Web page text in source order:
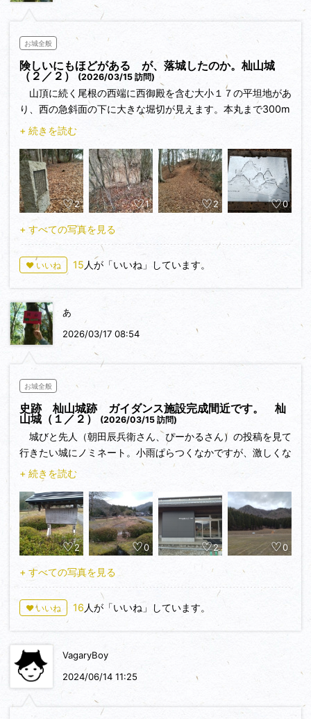
お城全般
険しいにもほどがある が、落城したのか。杣山城
（２／２） (2026/03/15 訪問)
山頂に続く尾根の西端に西御殿を含む大小１７の平坦地があ
り、西の急斜面の下に大きな堀切が見えます。本丸まで300m
ほどあります。途中に袿掛岩と名付けられた岩場があり、尾根
に立ちふさがっています。南側は断崖になっています。落城
時、夫人や女房たちが、この岩に袿をかけて飛び降りたとの言
い伝えがあります。
本丸付近はやや広く、帯郭や小郭が点在します。北に下ると
東御殿があります。ここからも下山できますが、犬戻り駒返し
の岩場に行きたいので、再び、本丸へ。東御殿から見ても、そ
ちら方向の尾根がかっくんと落ちています。本丸から100mほ
ど下ると、写真10の標識あり。「はしご有り 足元注意」の
標柱が傾いている時点で、もう怖いです。写真9のような鉄梯
子が2段設置されています。急なのも怖いけど、降りた先が狭
く、すぐに断崖なのがとても怖いです。犬戻り駒返しを超えて
も城域は続きます。東西に150mほどある細い尾根上の平坦面
にも途中三か所に堀切が設けられています。東端に下山道があ
り、急ではあるが、岩場がない道で、麓の花はす温泉裏に降り
ました。
+ 続きを読む
2 1 2 0
+ すべての写真を見る
♥ いいね 15 人が「いいね」しています。
あ
2026/03/17 08:54
お城全般
史跡 杣山城跡 ガイダンス施設完成間近です。 杣
山城（１／２） (2026/03/15 訪問)
城びと先人（朝田辰兵衛さん、ぴーかるさん）の投稿を見て
行きたい城にノミネート。小雨ぱらつくなかですが、激しくな
らず、攻略してきました。下調べしている中で、南越前町教育
委員会「史跡 杣山城跡整備基本計画」（2019年）を発見。
正確な縄張り図も掲載されており、参考にしました。展示資料
館も作るとあって、本当に建てるのかなあと思いましたが、現
地を訪れると、完成間近の「史跡 杣山城跡 ガイダンス施
設」ができてました。
数百ｍの谷幅全部を塞いでいます。一乗谷みたいです。杣山か
らの尾根に挟まれた少し開けた平地に居館跡があり、この手前
に上記のガイダンス施設や駐車場が設けられています。居館跡
の奥の害獣除けの柵を開けて、登城開始です。登場口はここと
西の林道（中腹に駐車場あり）、東の花はす温泉脇からの三か
所あり、山腹でも繋がっています。下から杣山を見上げると絶
壁が見えます。教育委員会資料の地質図解説では、杣山はチャ
ート層を頁岩層が挟んだ構造になっており、境界は断層。硬い
チャート層が崖を作っていると。杣山城の前に登城したひうち
+ 続きを読む
2 0 2 0
+ すべての写真を見る
♥ いいね 16 人が「いいね」しています。
VagaryBoy
2024/06/14 11:25